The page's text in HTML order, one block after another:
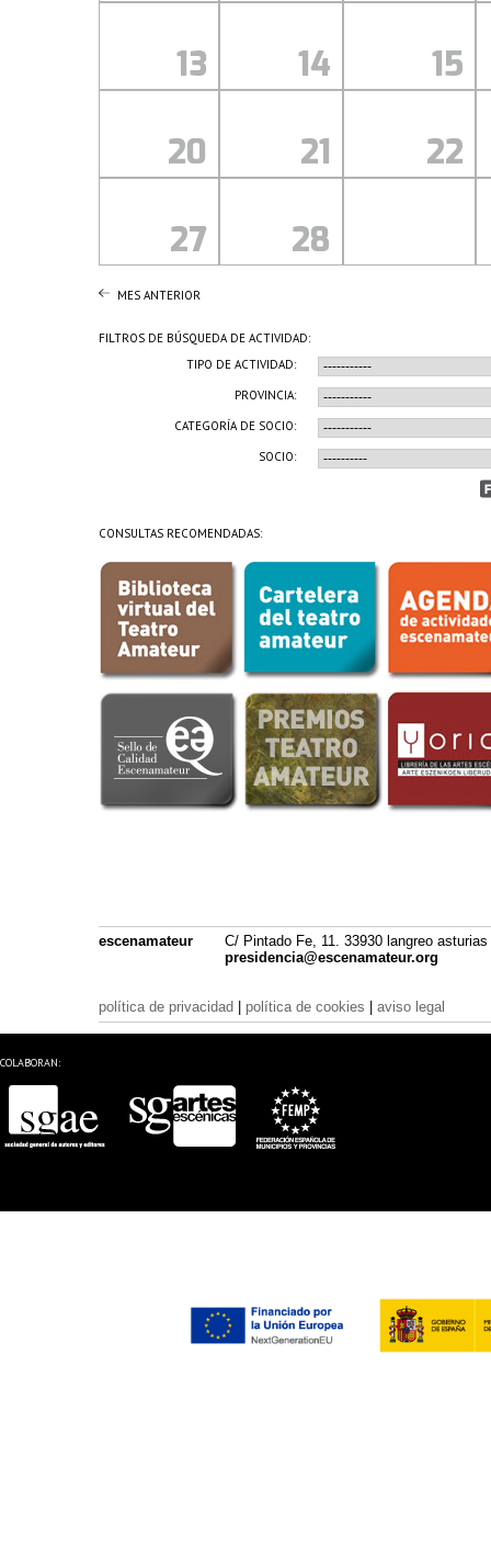
13
14
15
20
21
22
27
28
MES ANTERIOR
FILTROS DE BÚSQUEDA DE ACTIVIDAD:
TIPO DE ACTIVIDAD:
PROVINCIA:
CATEGORÍA DE SOCIO:
SOCIO:
CONSULTAS RECOMENDADAS:
escenamateur
C/ Pintado Fe, 11. 33930 langreo asturias
presidencia@escenamateur.org
política de privacidad política de cookies aviso legal
COLABORAN: